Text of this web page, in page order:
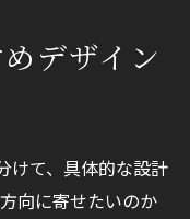
デザイン
けて、具体的な設計
向に寄せたいのか